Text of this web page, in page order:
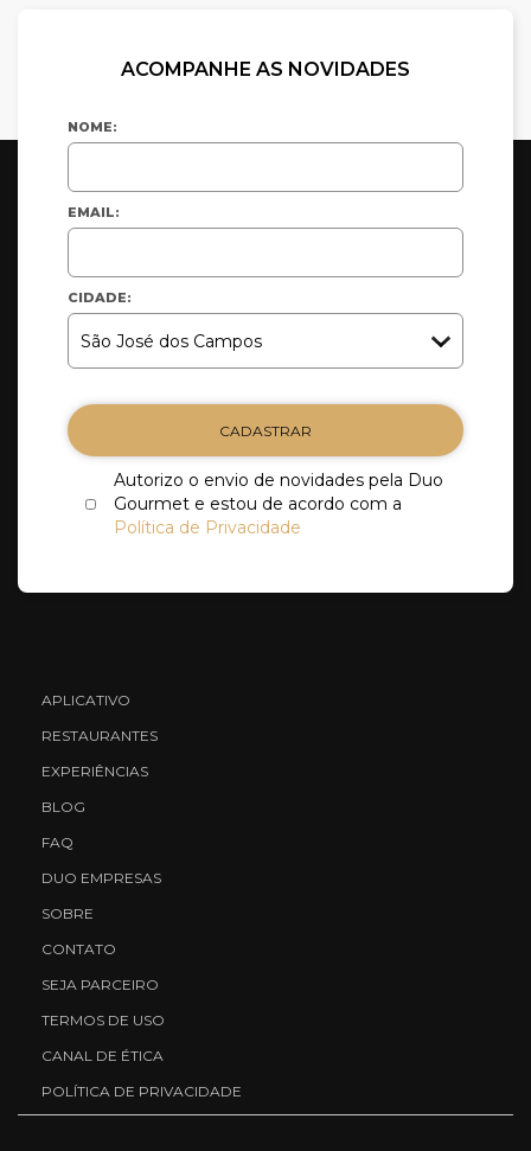
ACOMPANHE AS NOVIDADES
NOME:
EMAIL:
CIDADE:
CADASTRAR
Autorizo o envio de novidades pela Duo
Gourmet e estou de acordo com a
Política de Privacidade
APLICATIVO
RESTAURANTES
EXPERIÊNCIAS
BLOG
FAQ
DUO EMPRESAS
SOBRE
CONTATO
SEJA PARCEIRO
TERMOS DE USO
CANAL DE ÉTICA
POLÍTICA DE PRIVACIDADE